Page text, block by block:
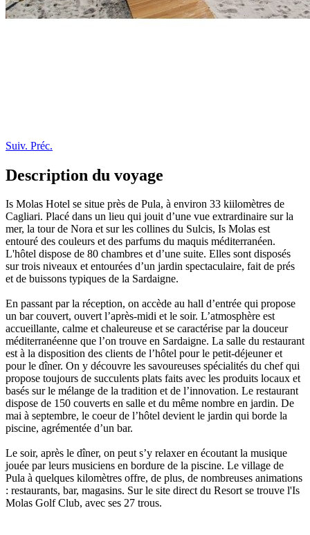
Suiv. Préc.
Description du voyage
Is Molas Hotel se situe près de Pula, à environ 33 kiilomètres de
Cagliari. Placé dans un lieu qui jouit d’une vue extrardinaire sur la
mer, la tour de Nora et sur les collines du Sulcis, Is Molas est
entouré des couleurs et des parfums du maquis méditerranéen.
L'hôtel dispose de 80 chambres et d’une suite. Elles sont disposés
sur trois niveaux et entourées d’un jardin spectaculaire, fait de prés
et de buissons typiques de la Sardaigne.
En passant par la réception, on accède au hall d’entrée qui propose
un bar couvert, ouvert l’après-midi et le soir. L’atmosphère est
accueillante, calme et chaleureuse et se caractérise par la douceur
méditerranéenne que l’on trouve en Sardaigne. La salle du restaurant
est à la disposition des clients de l’hôtel pour le petit-déjeuner et
pour le dîner. On y découvre les savoureuses spécialités du chef qui
propose toujours de succulents plats faits avec les produits locaux et
basés sur le mélange de la tradition et de l’innovation. Le restaurant
dispose de 150 couverts en salle et du même nombre en jardin. De
mai à septembre, le coeur de l’hôtel devient le jardin qui borde la
piscine, agrémentée d’un bar.
Le soir, après le dîner, on peut s’y relaxer en écoutant la musique
jouée par leurs musiciens en bordure de la piscine. Le village de
Pula à quelques kilomètres offre, de plus, de nombreuses animations
: restaurants, bar, magasins. Sur le site direct du Resort se trouve l'Is
Molas Golf Club, avec ses 27 trous.